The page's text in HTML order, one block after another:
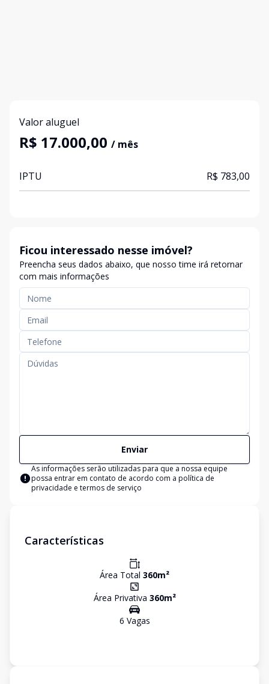
Valor aluguel
R$ 17.000,00 / mês
IPTU R$ 783,00
Ficou interessado nesse imóvel?
Preencha seus dados abaixo, que nosso time irá retornar
com mais informações
Enviar
As informações serão utilizadas para que a nossa equipe
possa entrar em contato de acordo com a política de
privacidade e termos de serviço
Características
Área Total 360m²
Área Privativa 360m²
6 Vagas